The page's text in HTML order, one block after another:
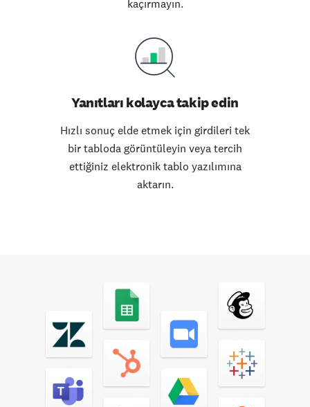
kaçırmayın.
Yanıtları kolayca takip edin
Hızlı sonuç elde etmek için girdileri tek
bir tabloda görüntüleyin veya tercih
ettiğiniz elektronik tablo yazılımına
aktarın.